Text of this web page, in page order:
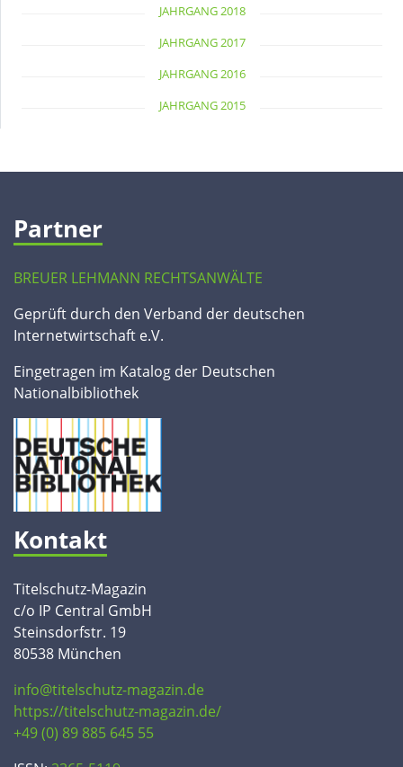
JAHRGANG 2018
JAHRGANG 2017
JAHRGANG 2016
JAHRGANG 2015
Partner
BREUER LEHMANN RECHTSANWÄLTE
Geprüft durch den Verband der deutschen
Internetwirtschaft e.V.
Eingetragen im Katalog der Deutschen
Nationalbibliothek
Kontakt
Titelschutz-Magazin
c/o IP Central GmbH
Steinsdorfstr. 19
80538 München
info@titelschutz-magazin.de
https://titelschutz-magazin.de/
+49 (0) 89 885 645 55